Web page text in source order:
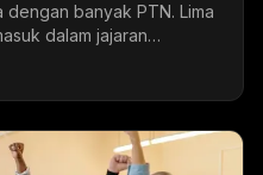
banyak PTN. Lima
dalam jajaran